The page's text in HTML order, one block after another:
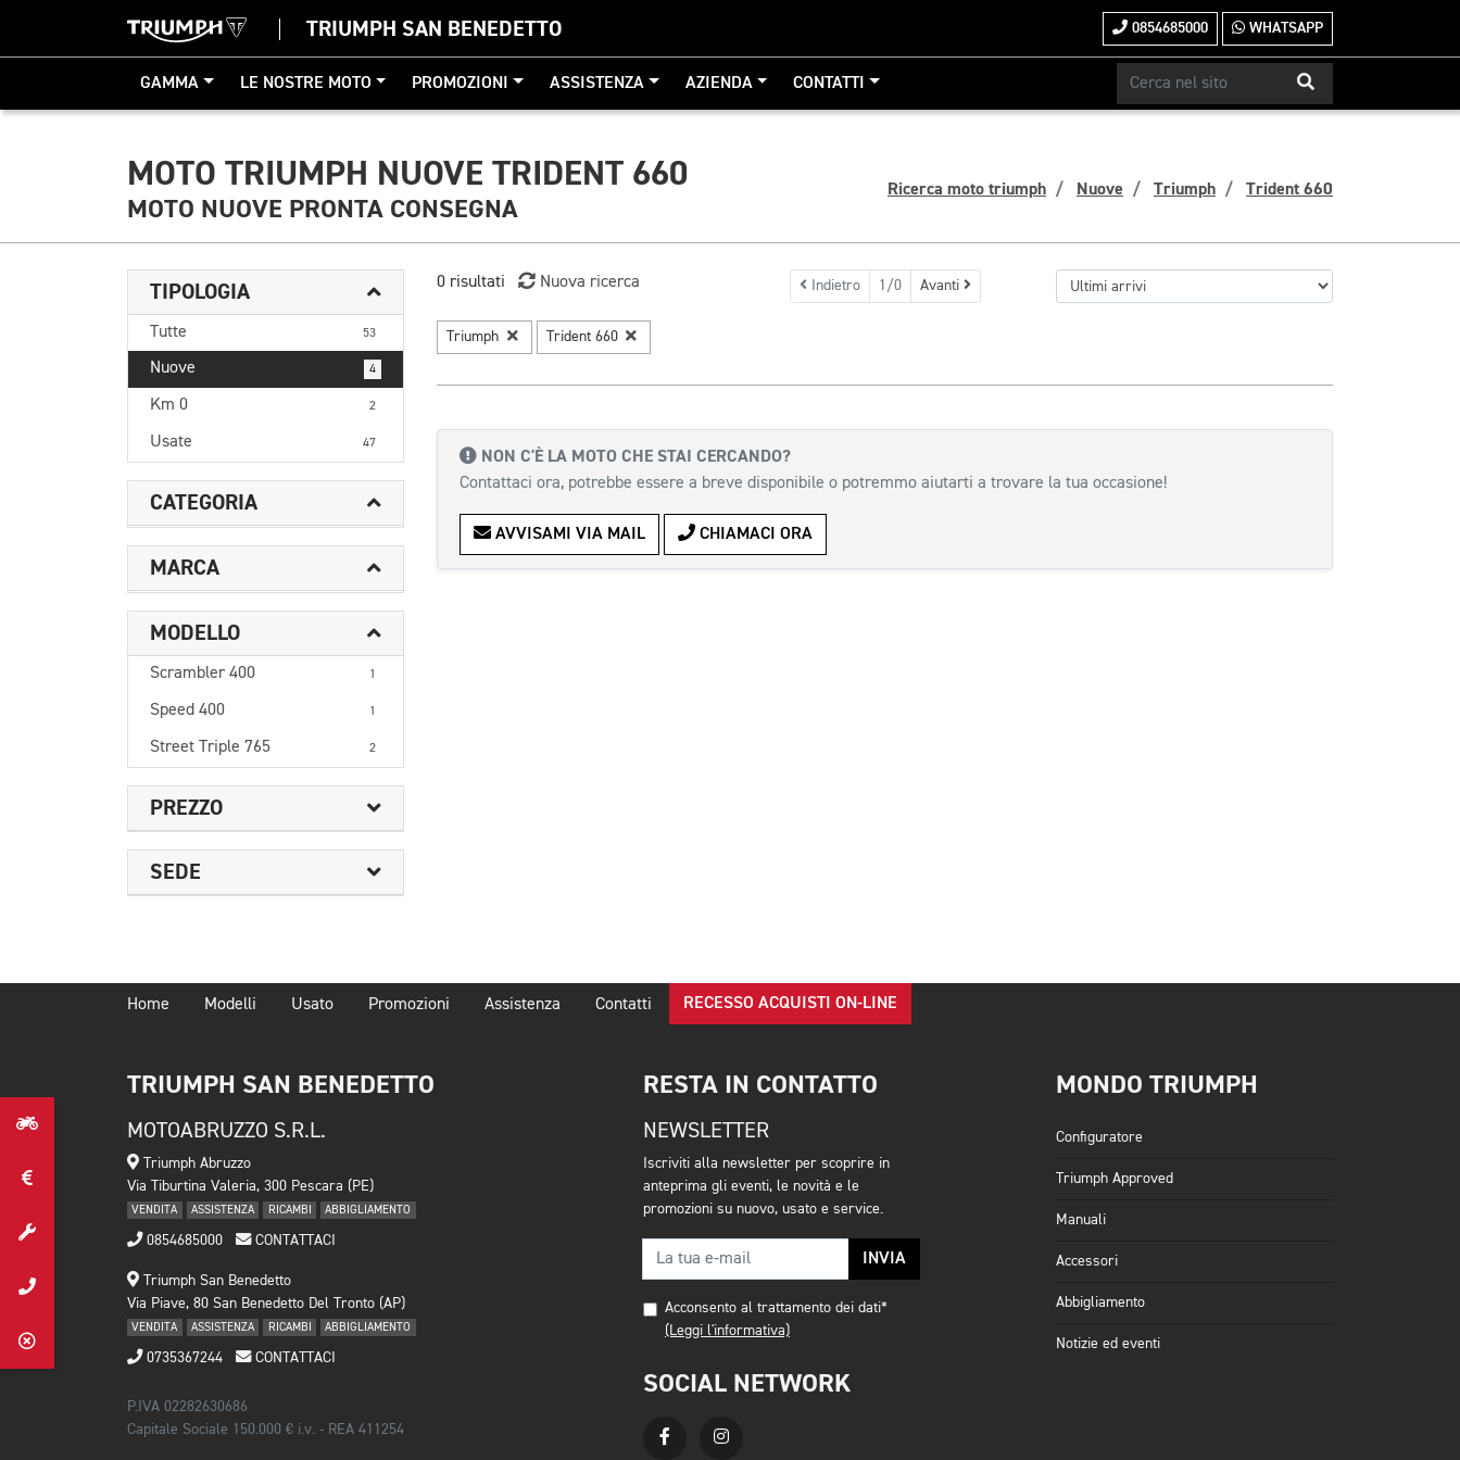
TRIUMPH SAN BENEDETTO 0854685000 WHATSAPP
GAMMA LE NOSTRE MOTO PROMOZIONI ASSISTENZA AZIENDA CONTATTI
MOTO TRIUMPH NUOVE TRIDENT 660
MOTO NUOVE PRONTA CONSEGNA
Ricerca moto triumph Nuove Triumph Trident 660
TIPOLOGIA
Tutte 53
Nuove 4
Km 0 2
Usate 47
CATEGORIA
MARCA
MODELLO
Scrambler 400 1
Speed 400 1
Street Triple 765 2
PREZZO
SEDE
0 risultati Nuova ricerca Indietro 1/0 Avanti
Triumph Trident 660
NON C'È LA MOTO CHE STAI CERCANDO?
Contattaci ora, potrebbe essere a breve disponibile o potremmo aiutarti a trovare la tua occasione!
AVVISAMI VIA MAIL CHIAMACI ORA
Home Modelli Usato Promozioni Assistenza Contatti RECESSO ACQUISTI ON-LINE
TRIUMPH SAN BENEDETTO
MOTOABRUZZO S.R.L.
Triumph Abruzzo
Via Tiburtina Valeria, 300 Pescara (PE)
VENDITA ASSISTENZA RICAMBI ABBIGLIAMENTO
0854685000 CONTATTACI
Triumph San Benedetto
Via Piave, 80 San Benedetto Del Tronto (AP)
VENDITA ASSISTENZA RICAMBI ABBIGLIAMENTO
0735367244 CONTATTACI
P.IVA 02282630686
Capitale Sociale 150.000 € i.v. - REA 411254
RESTA IN CONTATTO
NEWSLETTER
Iscriviti alla newsletter per scoprire in
anteprima gli eventi, le novità e le
promozioni su nuovo, usato e service.
INVIA
Acconsento al trattamento dei dati*
(Leggi l'informativa)
SOCIAL NETWORK
MONDO TRIUMPH
Configuratore
Triumph Approved
Manuali
Accessori
Abbigliamento
Notizie ed eventi